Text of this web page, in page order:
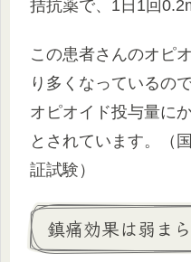
拮抗薬で、1日1回
この患者さんのオピ
り多くなっているの
オピオイド投与量に
とされています。（
証試験）
鎮痛効果は弱ま